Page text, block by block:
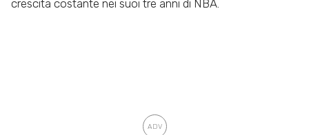
crescita costante nei suoi tre anni di NBA.